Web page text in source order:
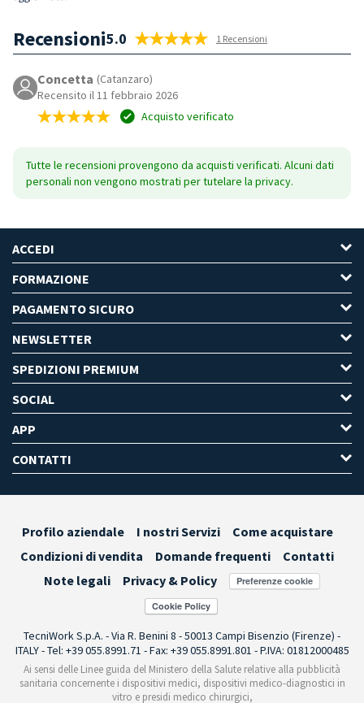
Recensioni5.0 1 Recensioni
Concetta (Catanzaro)
Recensito il 11 febbraio 2026
Acquisto verificato
Tutte le recensioni provengono da acquisti verificati. Alcuni dati
personali non vengono mostrati per tutelare la privacy.
ACCEDI
FORMAZIONE
PAGAMENTO SICURO
NEWSLETTER
SPEDIZIONI PREMIUM
SOCIAL
APP
CONTATTI
Profilo aziendale I nostri Servizi
Come acquistare
Condizioni di vendita
Domande frequenti
Contatti
Note legali
Privacy & Policy Preferenze cookie
TecniWork S.p.A. - Via R. Benini 8 - 50013 Campi Bisenzio (Firenze) -
ITALY - Tel: +39 055.8991.71 - Fax: +39 055.8991.801 - P.IVA: 01812000485
Ai sensi delle Linee guida del Ministero della Salute relative alla pubblicità
sanitaria concernente i dispositivi medici, dispositivi medico-diagnostici in
vitro e presidi medico chirurgici,